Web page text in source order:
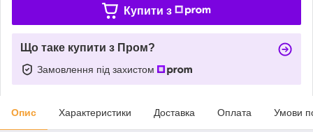
Купити з
Що таке купити з Пром?
Замовлення під захистом
Опис Характеристики Доставка Оплата Умови